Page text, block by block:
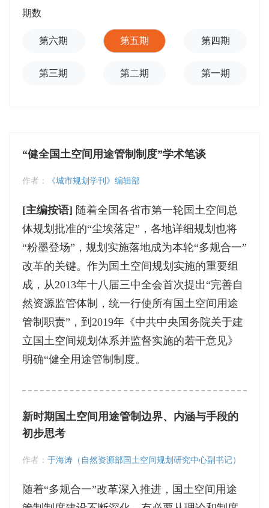
期数
第六期 第五期 第四期
第三期 第二期 第一期
“健全国土空间用途管制制度”学术笔谈
作者： 《城市规划学刊》编辑部
[主编按语] 随着全国各省市第一轮国土空间总
体规划批准的“尘埃落定”，各地详细规划也将
“粉墨登场”，规划实施落地成为本轮“多规合一”
改革的关键。作为国土空间规划实施的重要组
成，从2013年十八届三中全会首次提出“完善自
然资源监管体制，统一行使所有国土空间用途
管制职责”，到2019年《中共中央国务院关于建
立国土空间规划体系并监督实施的若干意见》
明确“健全用途管制制度。
新时期国土空间用途管制边界、内涵与手段的
初步思考
作者： 于海涛（自然资源部国土空间规划研究中心副书记）
随着“多规合一”改革深入推进，国土空间用途